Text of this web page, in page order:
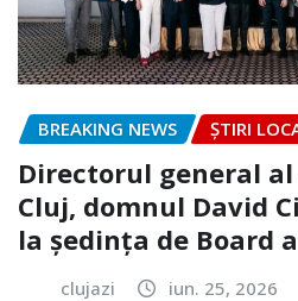
BREAKING NEWS ȘTIRI
Directorul general
Cluj, domnul David
la ședința de Board a
clujazi iun. 25, 2026